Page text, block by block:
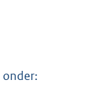
onder: